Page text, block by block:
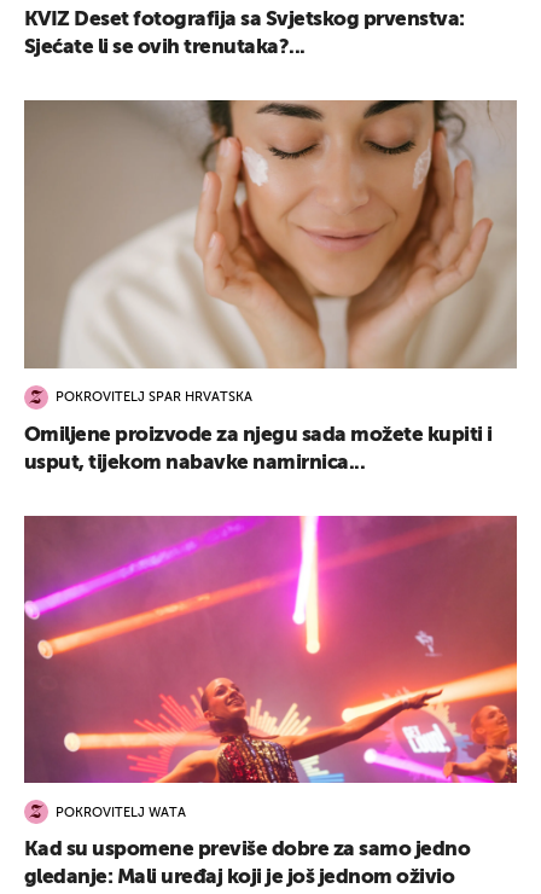
KVIZ Deset fotografija sa Svjetskog prvenstva:
Sjećate li se ovih trenutaka?...
POKROVITELJ SPAR HRVATSKA
Omiljene proizvode za njegu sada možete kupiti i
usput, tijekom nabavke namirnica...
POKROVITELJ WATA
Kad su uspomene previše dobre za samo jedno
gledanje: Mali uređaj koji je još jednom oživio